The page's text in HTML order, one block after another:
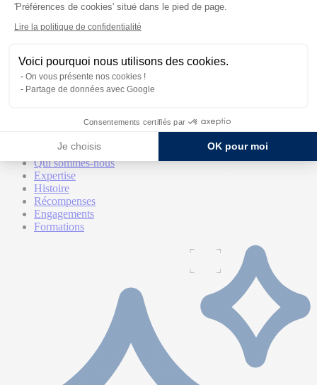
Qui sommes-nous
Expertise
Histoire
Récompenses
Engagements
Formations
'Préférences de cookies' situé dans le pied de page.
Lire la politique de confidentialité
Voici pourquoi nous utilisons des cookies.
On vous présente nos cookies !
Partage de données avec Google
Consentements certifiés par
Je choisis OK pour moi